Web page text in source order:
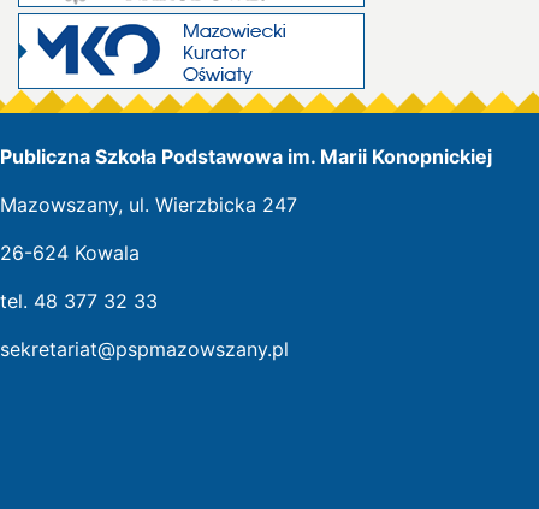
Publiczna Szkoła Podstawowa im. Marii Konopnickiej
Mazowszany, ul. Wierzbicka 247
26-624 Kowala
tel. 48 377 32 33
sekretariat@pspmazowszany.pl